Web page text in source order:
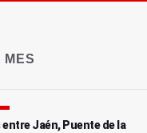
MES
entre Jaén, Puente de la